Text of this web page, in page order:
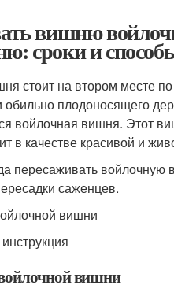
вишню
сроки и
стоит на втором месте
обильно плодоносящего
войлочная вишня. Этот
в качестве красивой и
пересаживать
саженцев.
вишни
вишни